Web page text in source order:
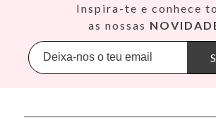
30500, Molina de Segura, Murcia
dpd@tutete.com
Banwood
BIBS
Inspira-te e conhece
as nossas